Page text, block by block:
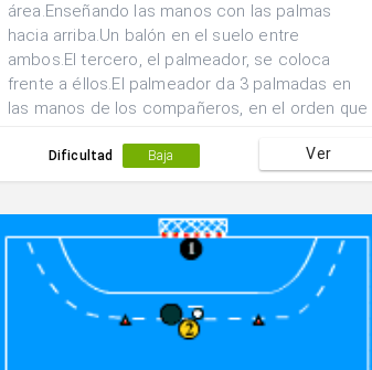
área.Enseñando las manos con las palmas
hacia arriba.Un balón en el suelo entre
ambos.El tercero, el palmeador, se coloca
frente a éllos.El palmeador da 3 palmadas en
las manos de los compañeros, en el orden que
que recibe la tercera palmada le persigue.El
otro coge el balón y trata de pasar al
central.Si recibe trata de meter gol.
Dificultad Baja Ver